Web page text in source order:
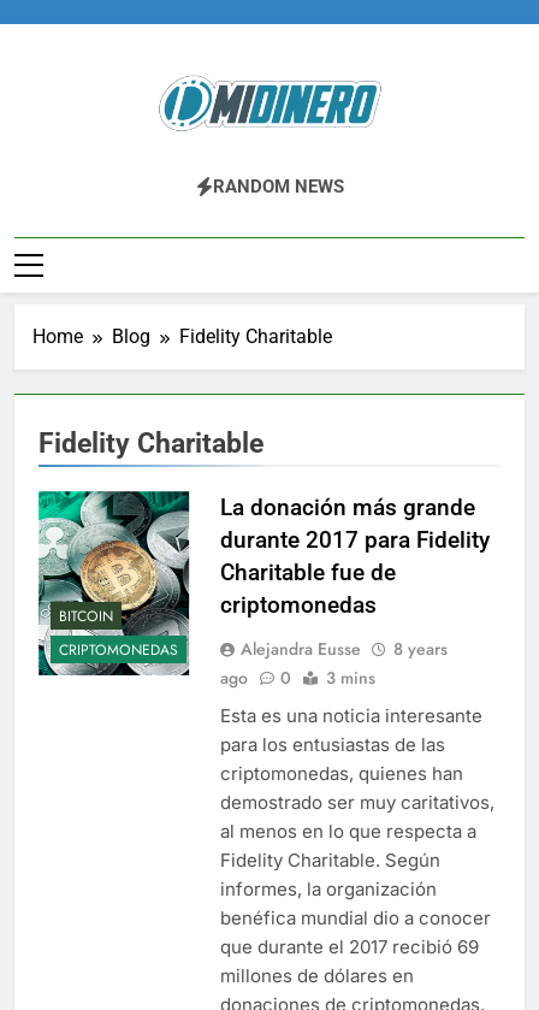
Midinero.co
Fintech, Criptomonedas
RANDOM NEWS
Home Blog Fidelity Charitable
Fidelity Charitable
BITCOIN
CRIPTOMONEDAS
La donación más grande
durante 2017 para Fidelity
Charitable fue de
criptomonedas
Alejandra Eusse
8 years
ago
0 3 mins
Esta es una noticia interesante
para los entusiastas de las
criptomonedas, quienes han
demostrado ser muy caritativos,
al menos en lo que respecta a
Fidelity Charitable. Según
informes, la organización
benéfica mundial dio a conocer
que durante el 2017 recibió 69
millones de dólares en
donaciones de criptomonedas,